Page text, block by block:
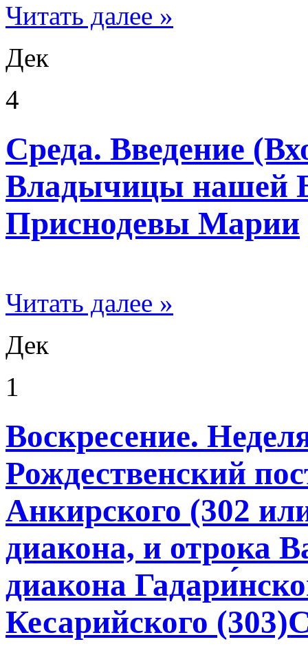
Читать далее »
Дек
4
Среда. Введение
Владычицы нашей
Приснодевы Марии
Читать далее »
Дек
1
Воскресение.
Рождественский
Анкирского (302
диакона, и отрока
диакона
Кесарийского